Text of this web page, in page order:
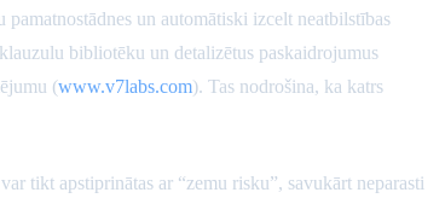
un automātiski izcelt neatbilstības
bibliotēku un detalizētus paskaidrojumus
(www.v7labs.com). Tas nodrošina, ka katrs
tikt apstiprinātas ar “zemu risku”, savukārt neparasti